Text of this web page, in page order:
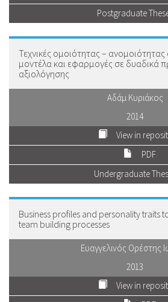
Postgraduate
Τεχνικές ομοιότητας –
μοντέλα και εφαρμογές σε δυαδικά
αξιολόγησης
Αδάμ Κυριάκος
2014
View in
PDF
Undergraduate
Business profiles and personality traits
team building processes
Ευαγγελινός Ορέστης
2013
View in